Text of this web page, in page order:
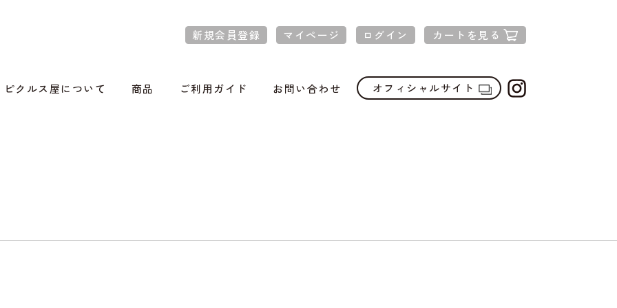
新規会員登録 マイページ ログイン カートを見る
ピクルス屋について 商品 ご利用ガイド お問い合わせ オフィシャルサイト